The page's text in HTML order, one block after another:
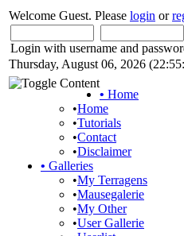
Welcome Guest. Please login or
Login with username and
Thursday, August 06, 2026
• Home
•Home
•Tutorials
•Contact
•Disclaimer
• Galleries
•My Terragens
•Mausegalerie
•My Other
•User Gallerie